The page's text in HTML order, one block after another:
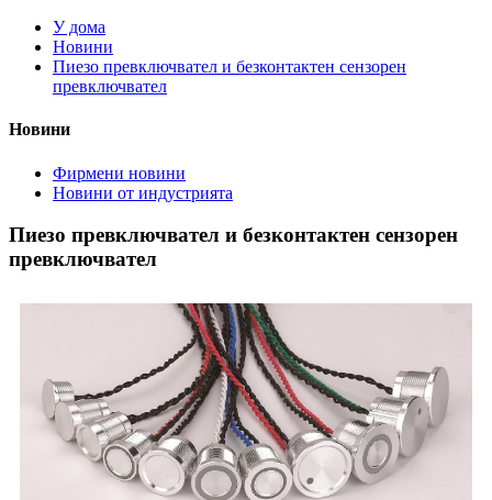
У дома
Новини
Пиезо превключвател и безконтактен сензорен
превключвател
Новини
Фирмени новини
Новини от индустрията
Пиезо превключвател и безконтактен сензорен
превключвател